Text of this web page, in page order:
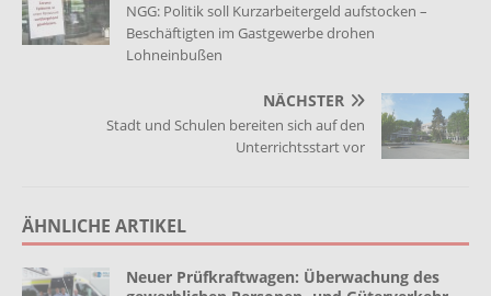
NGG: Politik soll Kurzarbeitergeld aufstocken –
Beschäftigten im Gastgewerbe drohen
Lohneinbußen
NÄCHSTER
Stadt und Schulen bereiten sich auf den
Unterrichtsstart vor
ÄHNLICHE ARTIKEL
Neuer Prüfkraftwagen: Überwachung des